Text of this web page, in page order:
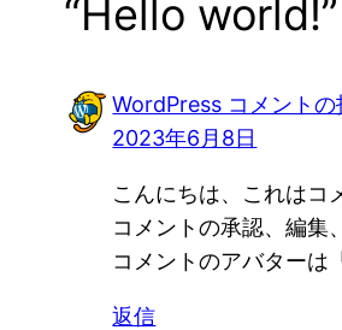
“Hello
WordPress コメントの
2023年6月8日
こんにちは、これはコ
コメントの承認、編集
コメントのアバターは「
返信